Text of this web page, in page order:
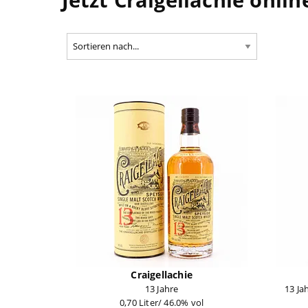
Craigellachie
13 Jahre
0,70 Liter/ 46.0% vol
13